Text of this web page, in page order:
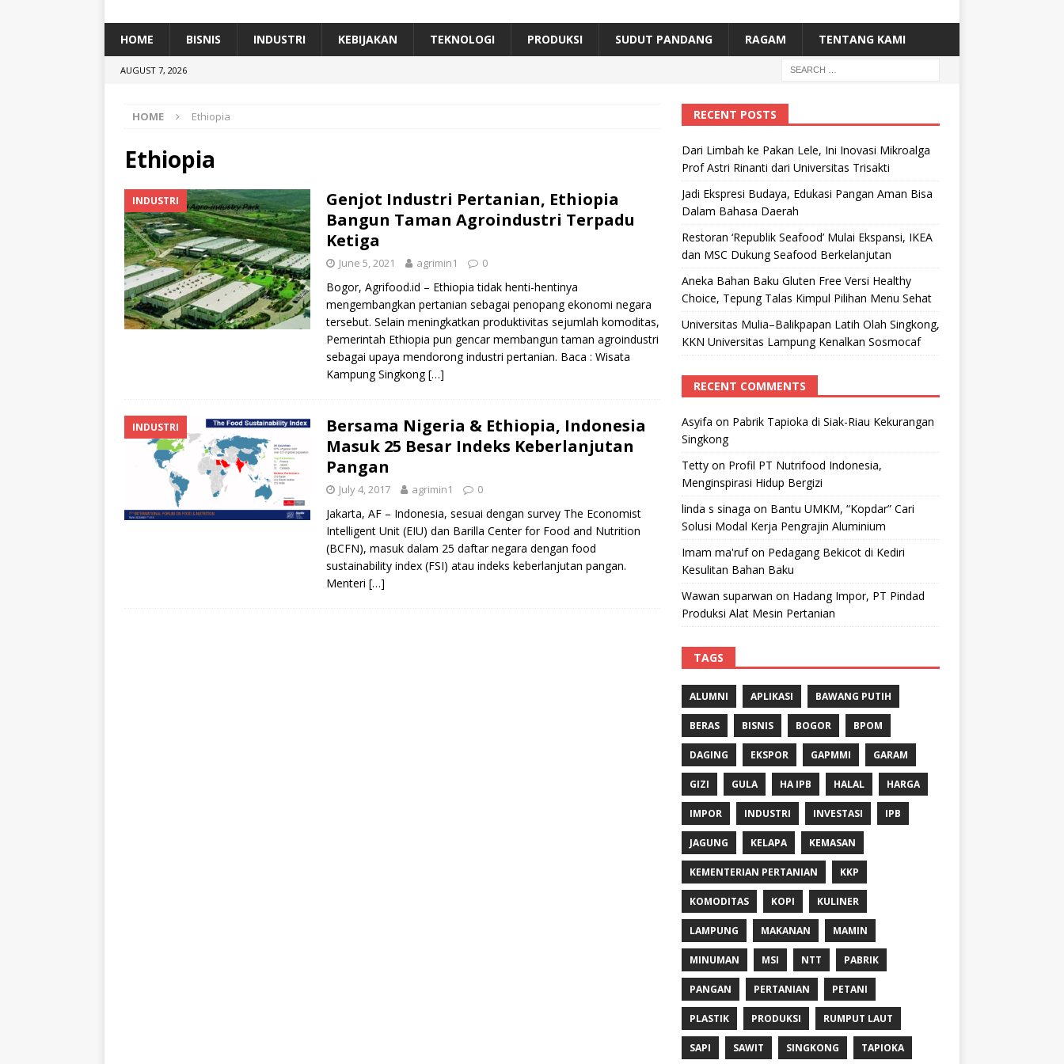
[ July 11, 2026 ] Dari Limbah ke Pakan Lele, Ini Inovasi Mikroalga Prof Astri Rinanti dari Universitas Trisakti
HOME BISNIS INDUSTRI KEBIJAKAN TEKNOLOGI PRODUKSI SUDUT PANDANG RAGAM TENTANG KAMI
AUGUST 7, 2026
HOME Ethiopia
Ethiopia
INDUSTRI
Genjot Industri Pertanian, Ethiopia
Bangun Taman Agroindustri Terpadu
Ketiga
June 5, 2021 agrimin1 0
Bogor, Agrifood.id – Ethiopia tidak henti-hentinya
mengembangkan pertanian sebagai penopang ekonomi negara
tersebut. Selain meningkatkan produktivitas sejumlah komoditas,
Pemerintah Ethiopia pun gencar membangun taman agroindustri
sebagai upaya mendorong industri pertanian. Baca : Wisata
Kampung Singkong[…]
INDUSTRI
Bersama Nigeria & Ethiopia, Indonesia
Masuk 25 Besar Indeks Keberlanjutan
Pangan
July 4, 2017 agrimin1 0
Jakarta, AF – Indonesia, sesuai dengan survey The Economist
Intelligent Unit (EIU) dan Barilla Center for Food and Nutrition
(BCFN), masuk dalam 25 daftar negara dengan food
sustainability index (FSI) atau indeks keberlanjutan pangan.
Menteri […]
RECENT POSTS
Dari Limbah ke Pakan Lele, Ini Inovasi Mikroalga
Prof Astri Rinanti dari Universitas Trisakti
Jadi Ekspresi Budaya, Edukasi Pangan Aman Bisa
Dalam Bahasa Daerah
Restoran ‘Republik Seafood’ Mulai Ekspansi, IKEA
dan MSC Dukung Seafood Berkelanjutan
Aneka Bahan Baku Gluten Free Versi Healthy
Choice, Tepung Talas Kimpul Pilihan Menu Sehat
Universitas Mulia–Balikpapan Latih Olah Singkong,
KKN Universitas Lampung Kenalkan Sosmocaf
RECENT COMMENTS
Asyifa on Pabrik Tapioka di Siak-Riau Kekurangan
Singkong
Tettyon Profil PT Nutrifood Indonesia,
Menginspirasi Hidup Bergizi
linda s sinaga on Bantu UMKM, “Kopdar” Cari
Solusi Modal Kerja Pengrajin Aluminium
Imam ma'rufon Pedagang Bekicot di Kediri
Kesulitan Bahan Baku
Wawan suparwan on Hadang Impor, PT Pindad
Produksi Alat Mesin Pertanian
TAGS
ALUMNI APLIKASI BAWANG PUTIH
BERAS BISNIS BOGOR BPOM
DAGING EKSPOR GAPMMI GARAM
GIZI GULA HA IPB HALAL HARGA
IMPOR INDUSTRI INVESTASI IPB
JAGUNG KELAPA KEMASAN
KEMENTERIAN PERTANIAN KKP
KOMODITAS KOPI KULINER
LAMPUNG MAKANAN MAMIN
MINUMAN MSI NTT PABRIK
PANGAN PERTANIAN PETANI
PLASTIK PRODUKSI RUMPUT LAUT
SAPI SAWIT SINGKONG TAPIOKA